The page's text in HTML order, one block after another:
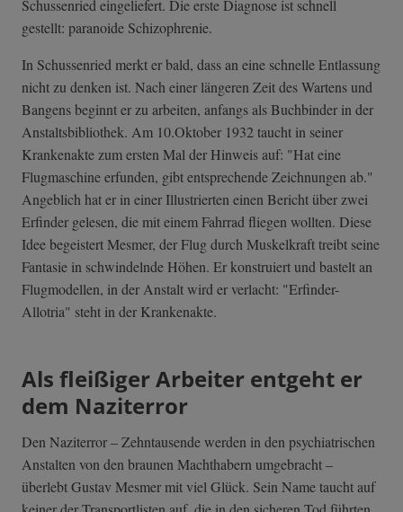
Schussenried eingeliefert. Die erste Diagnose ist schnell
gestellt: paranoide Schizophrenie.
In Schussenried merkt er bald, dass an eine schnelle Entlassung
nicht zu denken ist. Nach einer längeren Zeit des Wartens und
Bangens beginnt er zu arbeiten, anfangs als Buchbinder in der
Anstaltsbibliothek. Am 10.Oktober 1932 taucht in seiner
Krankenakte zum ersten Mal der Hinweis auf: "Hat eine
Flugmaschine erfunden, gibt entsprechende Zeichnungen ab."
Angeblich hat er in einer Illustrierten einen Bericht über zwei
Erfinder gelesen, die mit einem Fahrrad fliegen wollten. Diese
Idee begeistert Mesmer, der Flug durch Muskelkraft treibt seine
Fantasie in schwindelnde Höhen. Er konstruiert und bastelt an
Flugmodellen, in der Anstalt wird er verlacht: "Erfinder-
Allotria" steht in der Krankenakte.
Als fleißiger Arbeiter entgeht er
dem Naziterror
Den Naziterror – Zehntausende werden in den psychiatrischen
Anstalten von den braunen Machthabern umgebracht –
überlebt Gustav Mesmer mit viel Glück. Sein Name taucht auf